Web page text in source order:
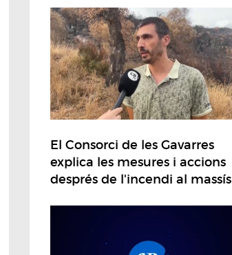
El Consorci de les Gavarres
explica les mesures i accions
després de l'incendi al massís